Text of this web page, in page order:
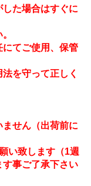
た場合はすぐに
てご使用、保管
を守って正しく
せん（出荷前に
い致します（1週
す事ご了承下さい